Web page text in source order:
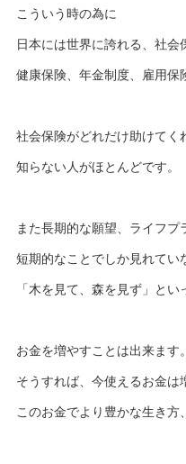
こういう時の為に
日本には世界に誇れる、社会
健康保険、年金制度、雇用保
社会保険がどれだけ助けてく
知らない人がほとんどです。
また長期的な願望、ライフプ
短期的なことでしか見れてい
「木を見て、森を見ず」とい
お金を増やすことは出来ます。
そうすれば、今使えるお金は
このお金でより豊かな生き方